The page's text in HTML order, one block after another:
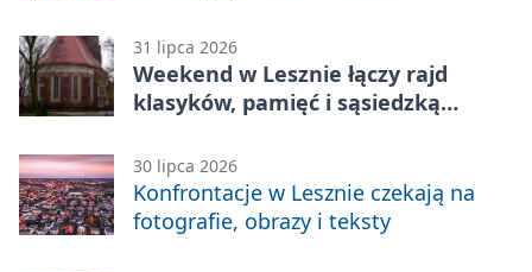
31 lipca 2026
Weekend w Lesznie łączy rajd
klasyków, pamięć i sąsiedzką
30 lipca 2026
Konfrontacje w Lesznie czekają na
fotografie, obrazy i teksty